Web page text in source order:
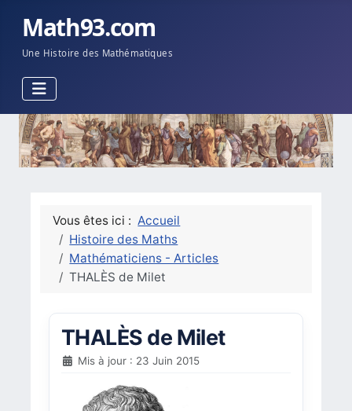
Math93.com
Une Histoire des Mathématiques
Vous êtes ici : Accueil
Histoire des Maths
Mathématiciens - Articles
THALÈS de Milet
THALÈS de Milet
Mis à jour : 23 Juin 2015